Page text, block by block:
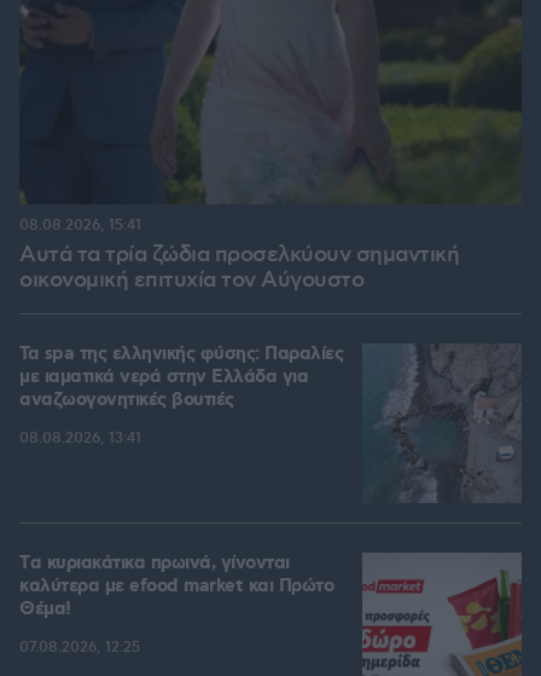
Αυτά τα τρία ζώδια προσελκύουν σημαντική
οικονομική επιτυχία τον Αύγουστο
08.08.2026, 15:41
Τα spa της ελληνικής φύσης: Παραλίες
με ιαματικά νερά στην Ελλάδα για
αναζωογονητικές βουτιές
08.08.2026, 13:41
Tα κυριακάτικα πρωινά, γίνονται
καλύτερα με efood market και Πρώτο
Θέμα!
07.08.2026, 12:25